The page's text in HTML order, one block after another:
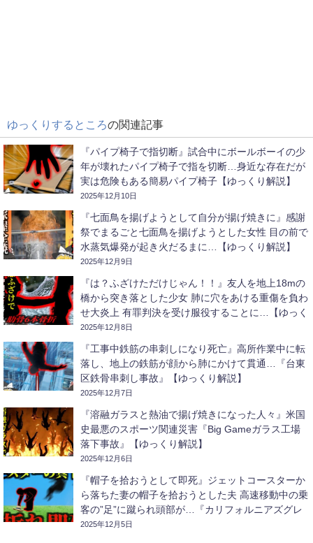
ゆっくりするところの関連記事
『パイプ椅子で指切断』試合中にボールボーイの少
年が壊れたパイプ椅子で指を切断…身近な存在だが
実は危険もある簡易パイプ椅子【ゆっくり解説】
2025年12月10日
『七面鳥を揚げようとして自分が揚げ焼きに』感謝
祭でまるごと七面鳥を揚げようとした女性 目の前で
水蒸気爆発が起き火だるまに…【ゆっくり解説】
2025年12月9日
『は？ふざけただけじゃん！！』友人を地上18mの
橋から突き落とした少女 肺に穴をあける重傷を負わ
せ大炎上 有罪判決を受け服役することに…【ゆっく
り解説】
2025年12月8日
『工事中鉄筋の串刺しになり死亡』高所作業中に転
落し、地上の鉄筋が顔から肺にかけて貫通…『台東
区鉄骨串刺し事故』【ゆっくり解説】
2025年12月7日
『溶融ガラスと熱油で揚げ焼きになった人々』米国
史最悪のスポーツ関連災害『Big Gameガラス工場
落下事故』【ゆっくり解説】
2025年12月6日
『帽子を拾おうとして即死』ジェットコースターか
ら落ちた妻の帽子を拾おうとした夫 高速移動中の乗
客の”足”に蹴られ頭部が…『カリフォルニアズグレ
ートアメリカコースター激突事故』【ゆっくり解
2025年12月5日